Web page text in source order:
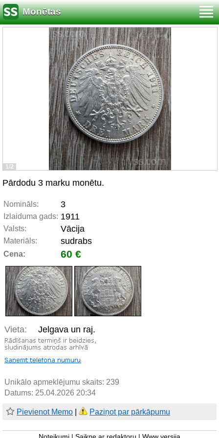
Monētas
1/2
Pārdodu 3 marku monētu.
Nomināls: 3
Izlaiduma gads: 1911
Valsts: Vācija
Materiāls: sudrabs
Cena: 60 €
Vieta: Jelgava un raj.
Unikālo apmeklējumu skaits: 239
Datums: 25.04.2026 20:34
Pievienot Memo Paziņot par pārkāpumu